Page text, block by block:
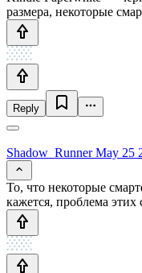
размера, некоторые
Reply
Shadow_RunnerMay 25
То, что некоторые
кажется, проблема этих